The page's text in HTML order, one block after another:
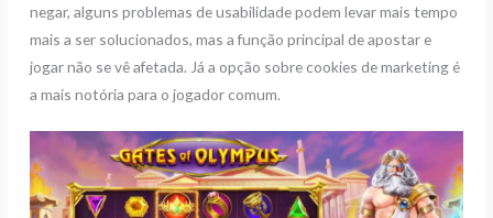
negar, alguns problemas de usabilidade podem levar mais tempo
mais a ser solucionados, mas a função principal de apostar e
jogar não se vê afetada. Já a opção sobre cookies de marketing é
a mais notória para o jogador comum.